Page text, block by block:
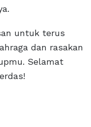
untuk terus
dan rasakan
Selamat